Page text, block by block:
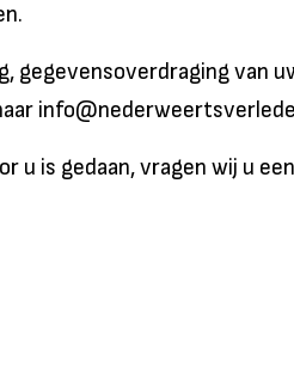
gegevensoverdraging
u is gedaan, vragen wij u